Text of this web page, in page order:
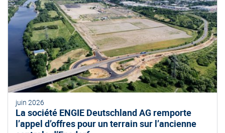
juin 2026
La société ENGIE Deutschland AG remporte
l’appel d’offres pour un terrain sur l’ancienne